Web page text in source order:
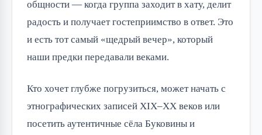
общности — когда группа заходит в хату, делит
радость и получает гостеприимство в ответ. Это
и есть тот самый «щедрый вечер», который
наши предки передавали веками.
Кто хочет глубже погрузиться, может начать с
этнографических записей XIX–XX веков или
посетить аутентичные сёла Буковины и